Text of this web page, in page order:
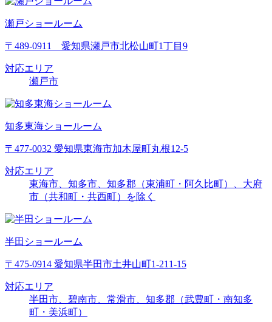
瀬戸ショールーム
〒489-0911 愛知県瀬戸市北松山町1丁目9
対応エリア
瀬戸市
知多東海ショールーム
〒477-0032 愛知県東海市加木屋町丸根12-5
対応エリア
東海市、知多市、知多郡（東浦町・阿久比町）、大府
市（共和町・共西町）を除く
半田ショールーム
〒475-0914 愛知県半田市土井山町1-211-15
対応エリア
半田市、碧南市、常滑市、知多郡（武豊町・南知多
町・美浜町）